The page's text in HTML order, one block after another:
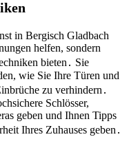
in Bergisch Gladbach
helfen, sondern
bieten․ Sie
wie Sie Ihre Türen und
zu verhindern․
Schlösser,
geben und Ihnen Tipps
Ihres Zuhauses geben․